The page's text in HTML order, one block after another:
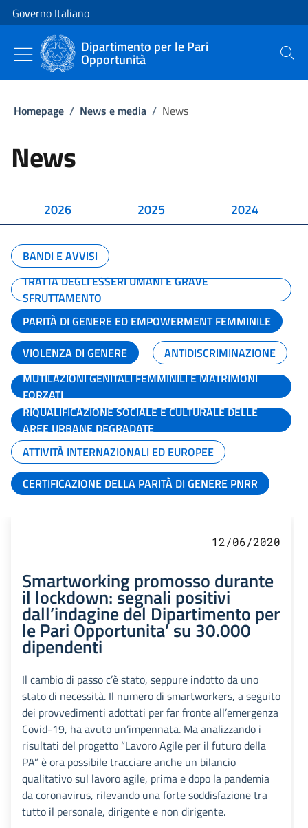
Vai al contenuto
Vai alla navigazione del sito
Governo Italiano
Dipartimento per le Pari
Opportunità Cerca
Homepage / News e media / News
News
2026 2025 2024
BANDI E AVVISI
TRATTA DEGLI ESSERI UMANI E GRAVE
SFRUTTAMENTO
PARITÀ DI GENERE ED EMPOWERMENT FEMMINILE
VIOLENZA DI GENERE
ANTIDISCRIMINAZIONE
MUTILAZIONI GENITALI FEMMINILI E MATRIMONI
FORZATI
RIQUALIFICAZIONE SOCIALE E CULTURALE DELLE
AREE URBANE DEGRADATE
ATTIVITÀ INTERNAZIONALI ED EUROPEE
CERTIFICAZIONE DELLA PARITÀ DI GENERE PNRR
12/06/2020
Smartworking promosso durante
il lockdown: segnali positivi
dall’indagine del Dipartimento per
le Pari Opportunita’ su 30.000
dipendenti
Il cambio di passo c’è stato, seppure indotto da uno
stato di necessità. Il numero di smartworkers, a seguito
dei provvedimenti adottati per far fronte all’emergenza
Covid-19, ha avuto un’impennata. Ma analizzando i
risultati del progetto “Lavoro Agile per il futuro della
PA” è ora possibile tracciare anche un bilancio
qualitativo sul lavoro agile, prima e dopo la pandemia
da coronavirus, rilevando una forte soddisfazione tra
tutto il personale, dirigente e non dirigente.